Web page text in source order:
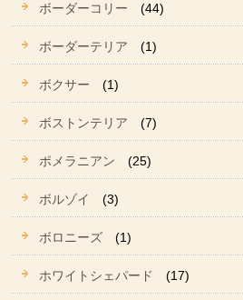
ボーダーコリー (44)
ボーダーテリア (1)
ボクサー (1)
ボストンテリア (7)
ポメラニアン (25)
ボルゾイ (3)
ボロニーズ (1)
ホワイトシェパード (17)